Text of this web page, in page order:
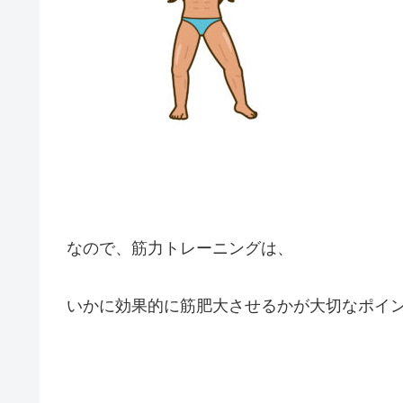
なので、筋力トレーニングは、
いかに効果的に筋肥大させるかが大切なポイ